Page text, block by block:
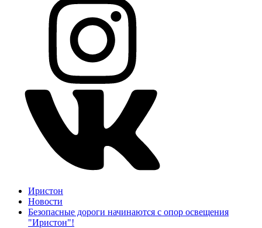
Иристон
Новости
Безопасные дороги начинаются с опор освещения
"Иристон"!